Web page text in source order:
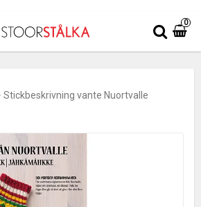
0
Stickbeskrivning vante Nuortvalle